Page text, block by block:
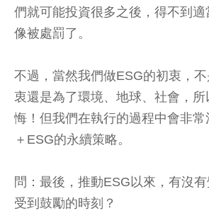
們就可能投資很多之後，得不到
像被處罰了。
不過，當然我們做ESG的初衷，
衷還是為了環境、地球、社會，
悔！但我們在執行的過程中會非
＋ESG的永續策略。
問：最後，推動ESG以來，有沒
受到鼓勵的時刻？